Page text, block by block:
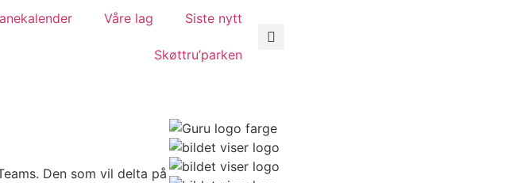
Våre lag Siste nytt
Skøttru’parken
Den som vil delta på